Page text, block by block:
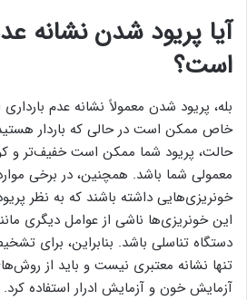
آیا پریود شدن نشانه
است؟
بله، پریود شدن معمولاً نشانه عدم
خاص ممکن است در حالی که باردار
حالت، پریود شما ممکن است خفیف‌تر و
معمولی شما باشد. همچنین، در برخی
خونریزی‌هایی داشته باشند که به نظر
این خونریزی‌ها ناشی از عوامل دیگری
دستگاه تناسلی باشد. بنابراین، برای
تنها نشانه معتبری نیست و باید از
آزمایش خون و آزمایش ادرار استفاده کرد.